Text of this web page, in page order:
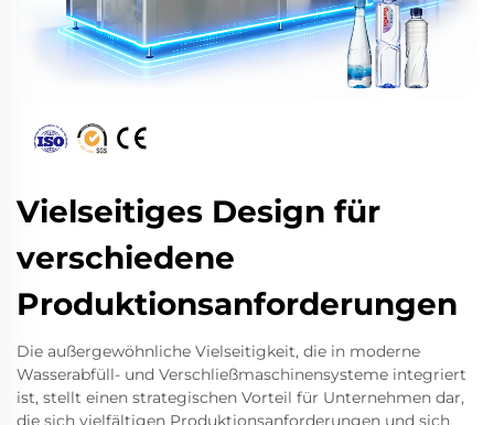
Vielseitiges Design für
verschiedene
Produktionsanforderungen
Die außergewöhnliche Vielseitigkeit, die in moderne
Wasserabfüll- und Verschließmaschinensysteme integriert
ist, stellt einen strategischen Vorteil für Unternehmen dar,
die sich vielfältigen Produktionsanforderungen und sich